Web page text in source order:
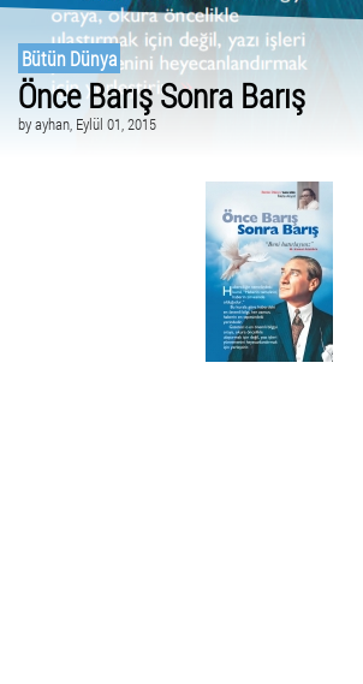
Bütün Dünya
Önce Barış Sonra Barış
byayhan, Eylül 01, 2015